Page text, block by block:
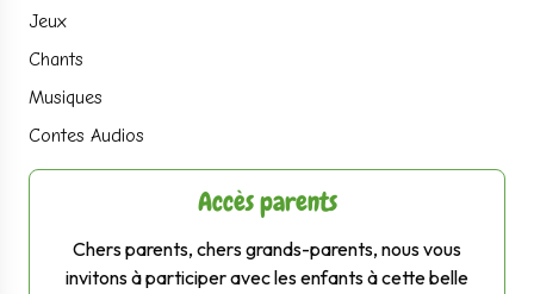
Jeux
Chants
Musiques
Contes Audios
Accès parents
Chers parents, chers grands-parents, nous vous
invitons à participer avec les enfants à cette belle